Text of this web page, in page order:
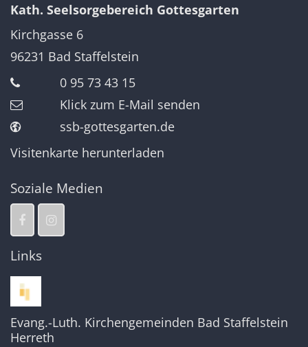
Kath. Seelsorgebereich Gottesgarten
Kirchgasse 6
96231 Bad Staffelstein
0 95 73 43 15
Klick zum E-Mail senden
ssb-gottesgarten.de
Visitenkarte herunterladen
Soziale Medien
Links
Evang.-Luth. Kirchengemeinden Bad Staffelstein
Herreth